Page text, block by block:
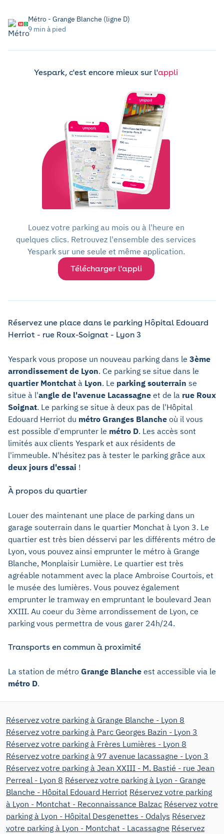
Métro - Grange Blanche (ligne D)
9 min à pied
Yespark, c'est encore mieux sur l'appli
Louez votre parking au mois ou à l'heure en
quelques clics. Retrouvez l'ensemble des services
Yespark sur une seule et même application.
Télécharger l'appli
Réservez une place dans le parking Hôpital Edouard
Herriot - rue Roux-Soignat - Lyon 3
Yespark vous propose un nouveau parking dans le 3ème
arrondissement de Lyon. Ce parking se situe dans le
quartier Montchat à Lyon. Le parking souterrain se
situe à l'angle de l'avenue Lacassagne et de la rue Roux
Soignat. Le parking se situe à deux pas de l'Hôpital
Edouard Herriot du métro Granges Blanche où il vous
est possible d'emprunter le métro D. Les accès sont
limités aux clients Yespark et aux résidents de
l'immeuble. N'hésitez pas à tester le parking grâce aux
deux jours d'essai !
À propos du quartier
Louer des maintenant une place de parking dans un
garage souterrain dans le quartier Monchat à Lyon 3. Le
quartier est très bien désservi par les différents métro de
Lyon, vous pouvez ainsi emprunter le métro à Grange
Blanche, Monplaisir Lumière. Le quartier est très
agréable notamment avec la place Ambroise Courtois, et
le musée des lumières. Vous pouvez également
emprunter le tramway en empruntant le boulevard Jean
XXIII. Au coeur du 3ème arrondissement de Lyon, ce
parking vous permettra de vous garer 24h/24.
Transports en commun à proximité
La station de métro Grange Blanche est accessible via le
métro D.
Réservez votre parking à Grange Blanche - Lyon 8
Réservez votre parking à Parc Georges Bazin - Lyon 3
Réservez votre parking à Frères Lumières - Lyon 8
Réservez votre parking à 97 avenue lacassagne - Lyon 3
Réservez votre parking à Jean XXIII - M. Bastié - rue Jean
Perreal - Lyon 8 Réservez votre parking à Lyon - Grange
Blanche - Hôpital Edouard Herriot Réservez votre parking
à Lyon - Montchat - Reconnaissance Balzac Réservez votre
parking à Lyon - Hôpital Desgenettes - Odalys Réservez
votre parking à Lyon - Montchat - Lacassagne Réservez